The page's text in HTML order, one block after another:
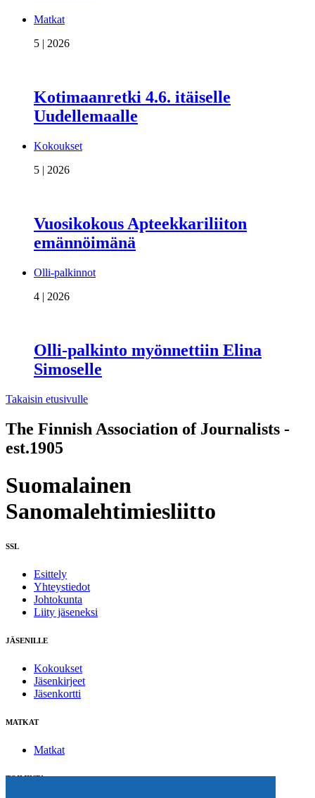
Matkat
5 | 2026
Kotimaanretki 4.6. itäiselle
Uudellemaalle
Kokoukset
5 | 2026
Vuosikokous Apteekkariliiton
emännöimänä
Olli-palkinnot
4 | 2026
Olli-palkinto myönnettiin Elina
Simoselle
Takaisin etusivulle
The Finnish Association of Journalists -
est.1905
Suomalainen
Sanomalehtimiesliitto
SSL
Esittely
Yhteystiedot
Johtokunta
Liity jäseneksi
JÄSENILLE
Kokoukset
Jäsenkirjeet
Jäsenkortti
MATKAT
Matkat
TOIMINTA